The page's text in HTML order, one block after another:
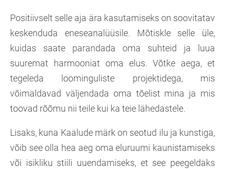
Positiivselt selle aja ära kasutamiseks on soovitatav
keskenduda eneseanalüüsile. Mõtiskle selle üle,
kuidas saate parandada oma suhteid ja luua
suuremat harmooniat oma elus. Võtke aega, et
tegeleda loominguliste projektidega, mis
võimaldavad väljendada oma tõelist mina ja mis
toovad rõõmu nii teile kui ka teie lähedastele.
Lisaks, kuna Kaalude märk on seotud ilu ja kunstiga,
võib see olla hea aeg oma eluruumi kaunistamiseks
või isikliku stiili uuendamiseks, et see peegeldaks